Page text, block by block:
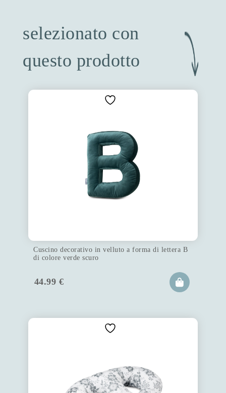
selezionato con
questo prodotto
Cuscino decorativo in velluto a forma di lettera B
di colore verde scuro
44.99 €